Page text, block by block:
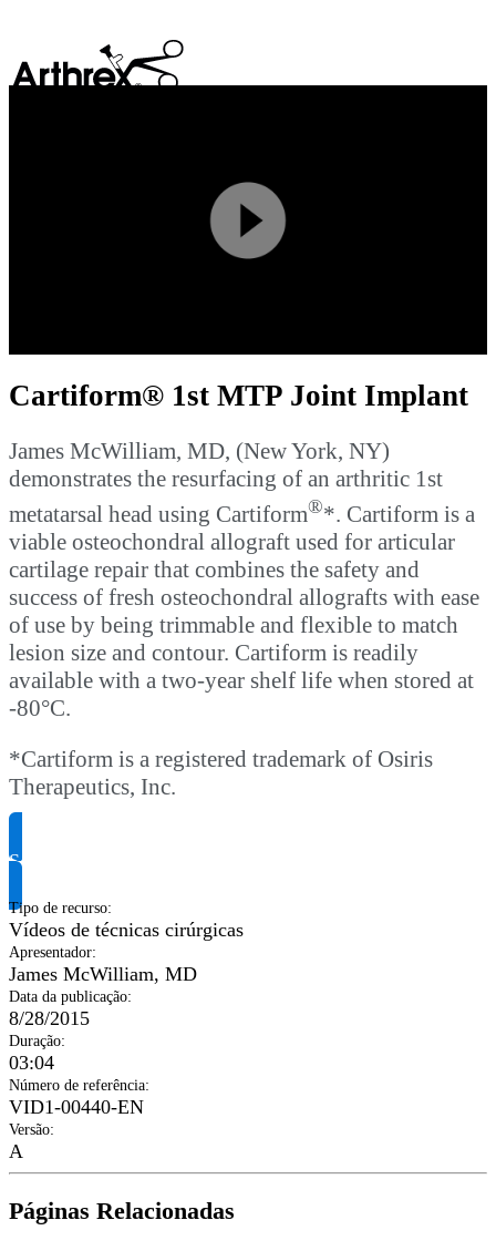
Play
Video
Cartiform® 1st MTP Joint Implant
James McWilliam, MD, (New York, NY)
demonstrates the resurfacing of an arthritic 1st
metatarsal head using Cartiform®*. Cartiform is a
viable osteochondral allograft used for articular
cartilage repair that combines the safety and
success of fresh osteochondral allografts with ease
of use by being trimmable and flexible to match
lesion size and contour. Cartiform is readily
available with a two-year shelf life when stored at
-80°C.
*Cartiform is a registered trademark of Osiris
Therapeutics, Inc.
Solicite informação do produto
Tipo de recurso:
Vídeos de técnicas cirúrgicas
Apresentador:
James McWilliam, MD
Data da publicação:
8/28/2015
Duração:
03:04
Número de referência:
VID1-00440-EN
Versão:
A
Páginas Relacionadas